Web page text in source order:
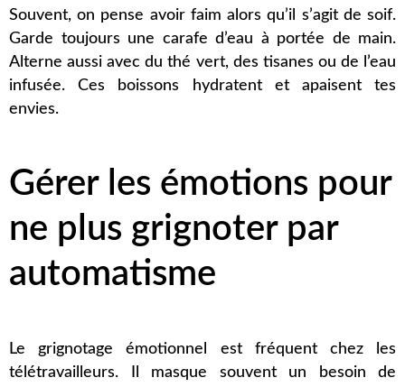
Souvent, on pense avoir faim alors qu’il s’agit de soif.
Garde toujours une carafe d’eau à portée de main.
Alterne aussi avec du thé vert, des tisanes ou de l’eau
infusée. Ces boissons hydratent et apaisent tes
envies.
Gérer les émotions pour
ne plus grignoter par
automatisme
Le grignotage émotionnel est fréquent chez les
télétravailleurs. Il masque souvent un besoin de